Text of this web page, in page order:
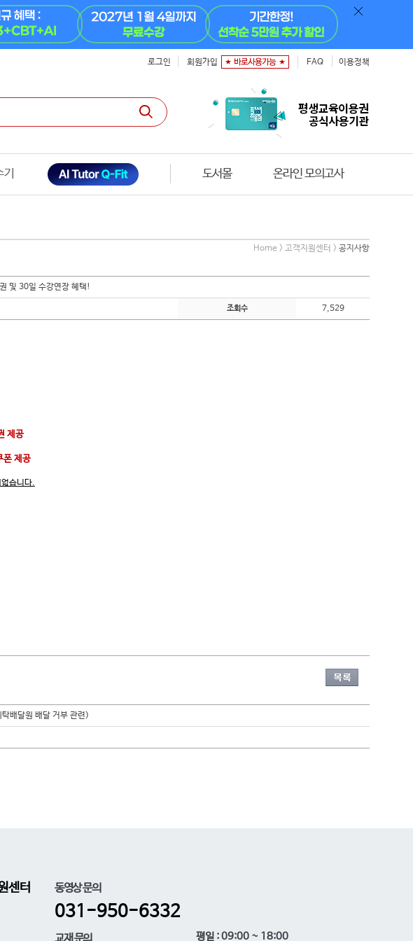
로그인 회원가입 FAQ 이용정책
도서몰 온라인 모의고사
Home > 고객지원센터 > 공지사항
및 30일 수강연장 혜택!
조회수 7,529
제공
폰 제공
습니다.
배달원 배달 거부 관련)
센터 동영상 문의
031-950-6332
평일 : 09:00 ~ 18:00